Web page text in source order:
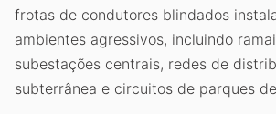
frotas de condutores blindados
ambientes agressivos, incluindo
subestações centrais, redes de
subterrânea e circuitos de parques